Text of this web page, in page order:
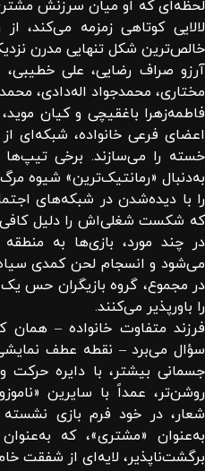
لحظه‌ای که او میان سرزنش
لالایی کوتاهی زمزمه می‌کند،
خالص‌ترین شکل تنهایی مدرن
آرزو صراف رضایی، علی خطیبی،
مختاری، محمدجواد اله‌دادی،
فاطمه‌زهرا باغقیچی و کیان
اعضای فرعی خانواده، شبکه‌ای
خسته را می‌سازند. برخی تیپ‌ها
به‌دنبال «رمانتیک‌ترین» شیوه
را با دیده‌شدن در شبکه‌های
که شکست شغلی‌اش را دلیل کافی
در چند مورد، بازی‌ها به
می‌شود و انسجام لحن کمدی
در مجموع، گروه بازیگران حس
را باورپذیر می‌کنند.
فرزند متفاوت خانواده – همان
سؤال می‌برد – نقطه عطف
جسمانی بیشتر، با دایره
روشن‌تر، عمداً با سایرین
شعار، در خود فرم بازی
به‌عنوان «مشتری»، که
برگشت‌ناپذیر، لایه‌ای از شفقت